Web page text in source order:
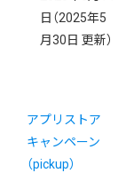
日 （2025年5
月30日 更新）
アプリストア
キャンペーン
（pickup）